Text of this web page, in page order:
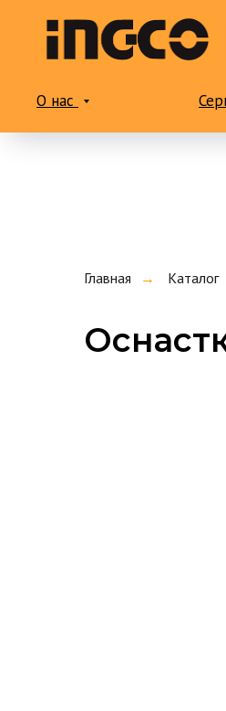
О нас
Главная → Каталог